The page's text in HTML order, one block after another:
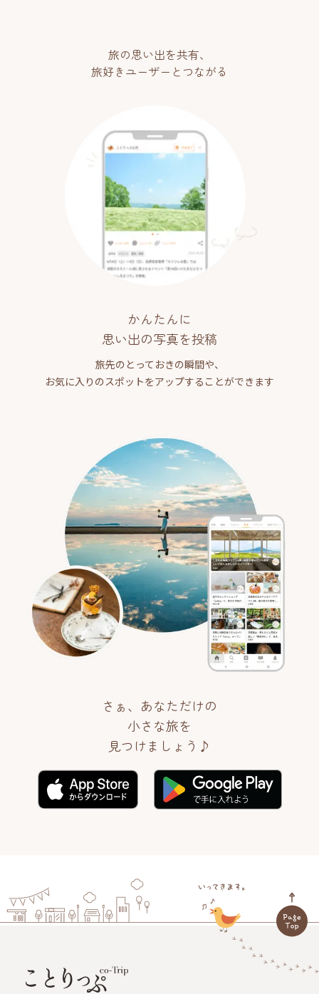
旅の思い出を共有、
旅好きユーザーとつながる
かんたんに
思い出の写真を投稿
旅先のとっておきの瞬間や、
お気に入りのスポットをアップすることができます
さぁ、あなただけの
小さな旅を
見つけましょう♪